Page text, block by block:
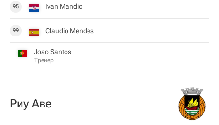
95 Ivan Mandic
99 Claudio Mendes
Joao Santos
Тренер
Риу Аве